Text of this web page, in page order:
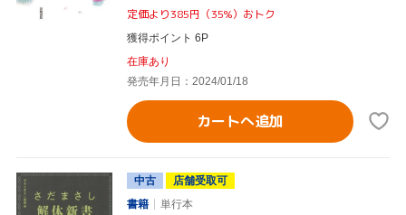
定価より385円（35%）おトク
獲得ポイント 6P
在庫あり
発売年月日：2024/01/18
カートへ追加
中古
店舗受取可
書籍
単行本